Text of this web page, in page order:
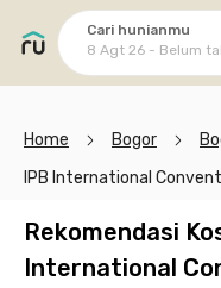
Cari hunianmu
8 Agt 26 - Belum
Home Bogor
IPB International
Rekomendasi
International